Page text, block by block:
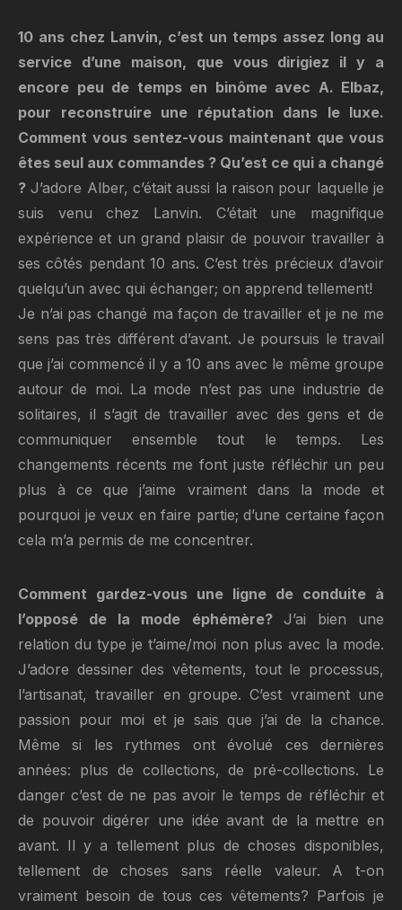
10 ans chez Lanvin, c’est un temps assez long au
service d’une maison, que vous dirigiez il y a
encore peu de temps en binôme avec A. Elbaz,
pour reconstruire une réputation dans le luxe.
Comment vous sentez-vous maintenant que vous
êtes seul aux commandes ? Qu’est ce qui a changé
? J’adore Alber, c’était aussi la raison pour laquelle je
suis venu chez Lanvin. C’était une magnifique
expérience et un grand plaisir de pouvoir travailler à
ses côtés pendant 10 ans. C’est très précieux d’avoir
quelqu’un avec qui échanger; on apprend tellement!
Je n’ai pas changé ma façon de travailler et je ne me
sens pas très différent d’avant. Je poursuis le travail
que j’ai commencé il y a 10 ans avec le même groupe
autour de moi. La mode n’est pas une industrie de
solitaires, il s’agit de travailler avec des gens et de
communiquer ensemble tout le temps. Les
changements récents me font juste réfléchir un peu
plus à ce que j’aime vraiment dans la mode et
pourquoi je veux en faire partie; d’une certaine façon
cela m’a permis de me concentrer.
Comment gardez-vous une ligne de conduite à
l’opposé de la mode éphémère? J’ai bien une
relation du type je t’aime/moi non plus avec la mode.
J’adore dessiner des vêtements, tout le processus,
l’artisanat, travailler en groupe. C’est vraiment une
passion pour moi et je sais que j’ai de la chance.
Même si les rythmes ont évolué ces dernières
années: plus de collections, de pré-collections. Le
danger c’est de ne pas avoir le temps de réfléchir et
de pouvoir digérer une idée avant de la mettre en
avant. Il y a tellement plus de choses disponibles,
tellement de choses sans réelle valeur. A t-on
vraiment besoin de tous ces vêtements? Parfois je